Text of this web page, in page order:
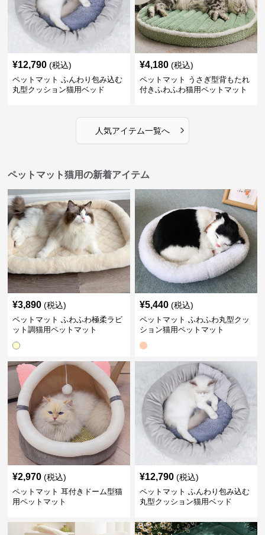
¥12,790 (税込)
ペットマット ふんわり包み込む
丸型クッション猫用ベッド
¥4,180 (税込)
ペットマット うさぎ型背もたれ
付きふわふわ猫用ペットマット
人気アイテム一覧へ ›
ペットマット猫用の新着アイテム
¥3,890 (税込)
ペットマット ふわふわ極柔ラビ
ット調猫用ペットマット
¥5,440 (税込)
ペットマット ふわふわ丸型クッ
ション猫用ペットマット
¥2,970 (税込)
ペットマット 耳付きドーム型猫
用ペットマット
¥12,790 (税込)
ペットマット ふんわり包み込む
丸型クッション猫用ベッド